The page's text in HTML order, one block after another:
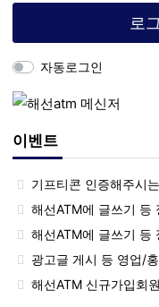
로
자동로그인
이벤트
기프티콘 인증해주시는 회원님께
해선ATM에 글쓰기 등 정보공유글 남
해선ATM에 글쓰기 등 정보공유글 남
광고글 게시 등 영업/홍보성 글 삭
해선ATM 신규가입회원